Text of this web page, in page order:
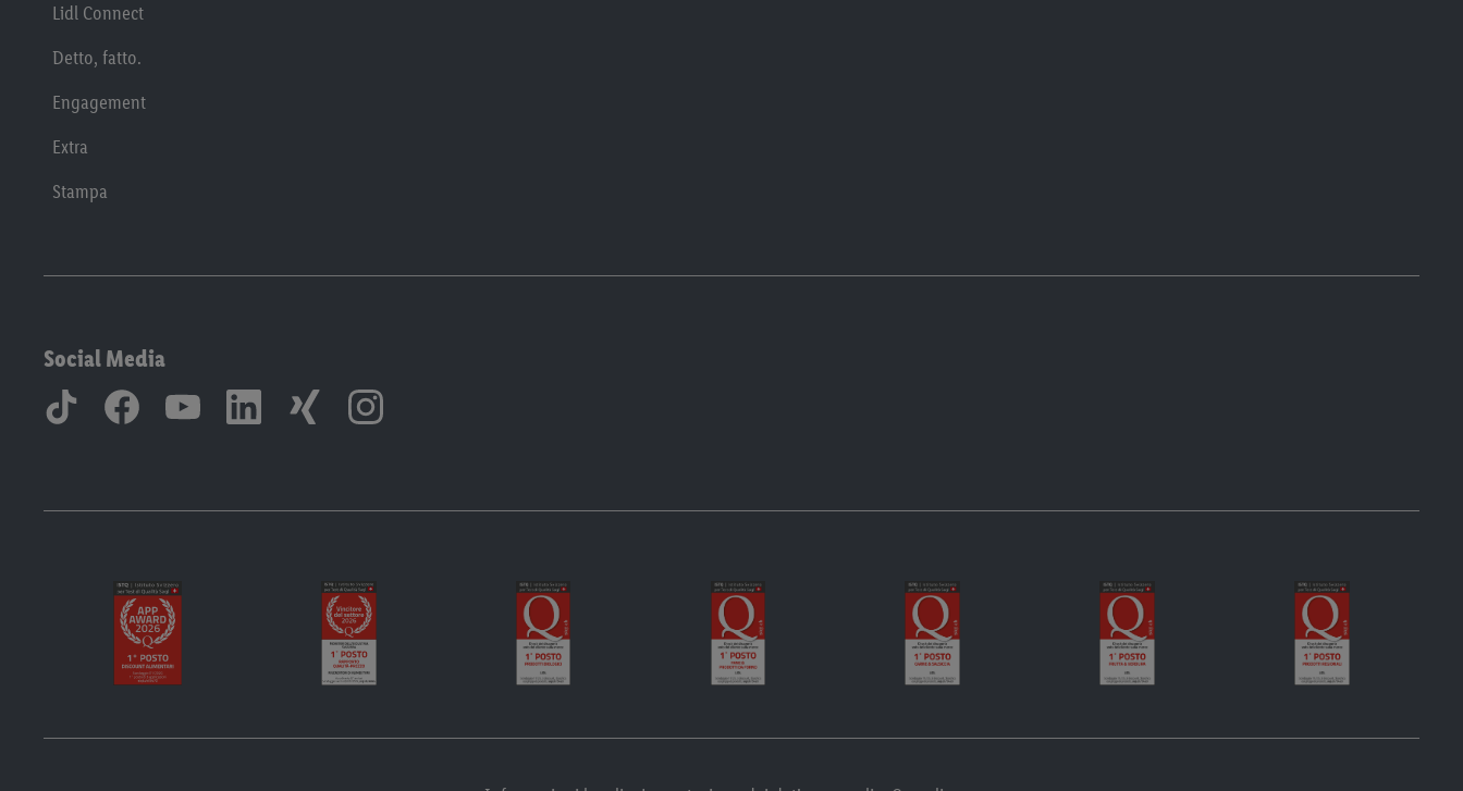
Lidl Connect
Detto, fatto.
Engagement
Extra
Stampa
Social Media